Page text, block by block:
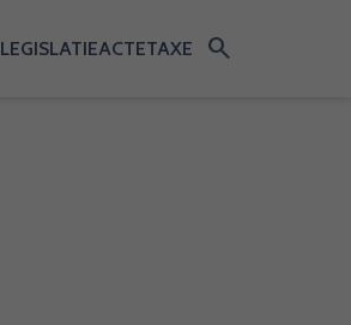
LEGISLATIEACTETAXE search